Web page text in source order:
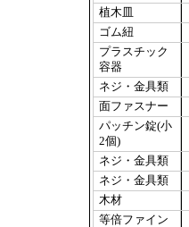
植木皿
ゴム紐
プラスチック
容器
ネジ・金具類
面ファスナー
パッチン錠(小
2個)
ネジ・金具類
ネジ・金具類
木材
等倍ファイン